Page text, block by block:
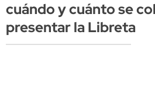
cuándo y cuánto se
presentar la Libreta